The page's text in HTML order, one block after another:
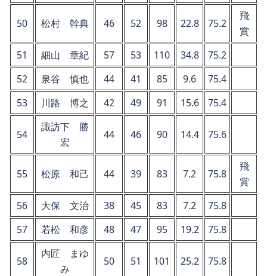
50 松村 幹典 46 52 98 22.8 75.2
飛
賞
51
細山 章紀 57 53 110 34.8
75.2
52
泉谷 慎也 44 41 85 9.6
75.4
53
川路 博之 42 49 91 15.6 75.4
54
諏訪下 勝
宏
44 46 90 14.4 75.6
55 松原 和己 44 39 83 7.2 75.8
飛
賞
56
大保 文治 38 45 83 7.2
75.8
57
若松 和彦 48 47 95 19.2 75.8
58
内匠 まゆ
み
50 51 101 25.2 75.8